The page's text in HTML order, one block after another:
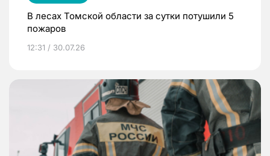
В лесах Томской области за сутки потушили 5
пожаров
12:31 / 30.07.26